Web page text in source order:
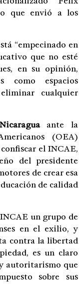
que envió a los
“empecinado en
que no esté
en su opinión,
como espacios
cualquier
Nicaraguaante la
(OEA)
el INCAE,
del presidente
de crear esa
de calidad
un grupo de
en el exilio, y
contra la libertad
es un claro
autoritarismo que
sobre sus